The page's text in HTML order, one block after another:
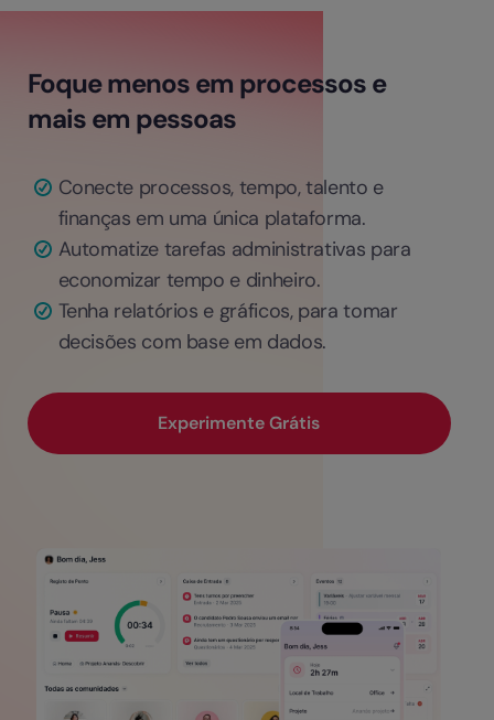
Foque menos em processos e
mais em pessoas
Conecte processos, tempo, talento e
finanças em uma única plataforma.
Automatize tarefas administrativas para
economizar tempo e dinheiro.
Tenha relatórios e gráficos, para tomar
decisões com base em dados.
Experimente Grátis